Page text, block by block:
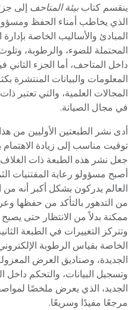
ينقسم كتاب بيئة المتاحف إلى
الذي يخاطب أمناء الحفظ
المبادئ والأساليب الخاصة بإدارة
المحتملة للضوء، والرطوبة،
داخل المتاحف، أما الجزء
المعلومات والبيانات المنتشرة
المجالات العلمية، والتي تعتبر
في مجال الصيانة.
أدى نشر الطبعتين الأوليين من
توقيت مناسب إلى زيادة الاهتمام
جعل نشر هذه الطبعة ذات الغلاف
أصبح مسؤولو رعاية المقتنيات
العالم يدركون بشكل أكبر أنه من
من التدهور بالتأكد من حفظها
ممكنة بدلاً من الانتظار حتى يصبح
وتتركز التغييرات في الطبعة
الخاصة بقياس الرطوبة
الجديدة، وصناديق العرض
وتسجيل البيانات، والتحكم داخل
الجديد، الذي يعرض ملخصًا
مرجعًا مفيدًا وسريعًا.